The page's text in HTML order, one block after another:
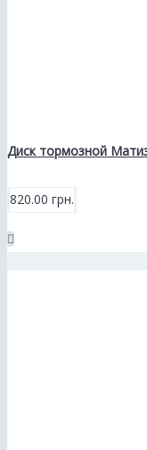
Диск тормозной
820.00 грн.